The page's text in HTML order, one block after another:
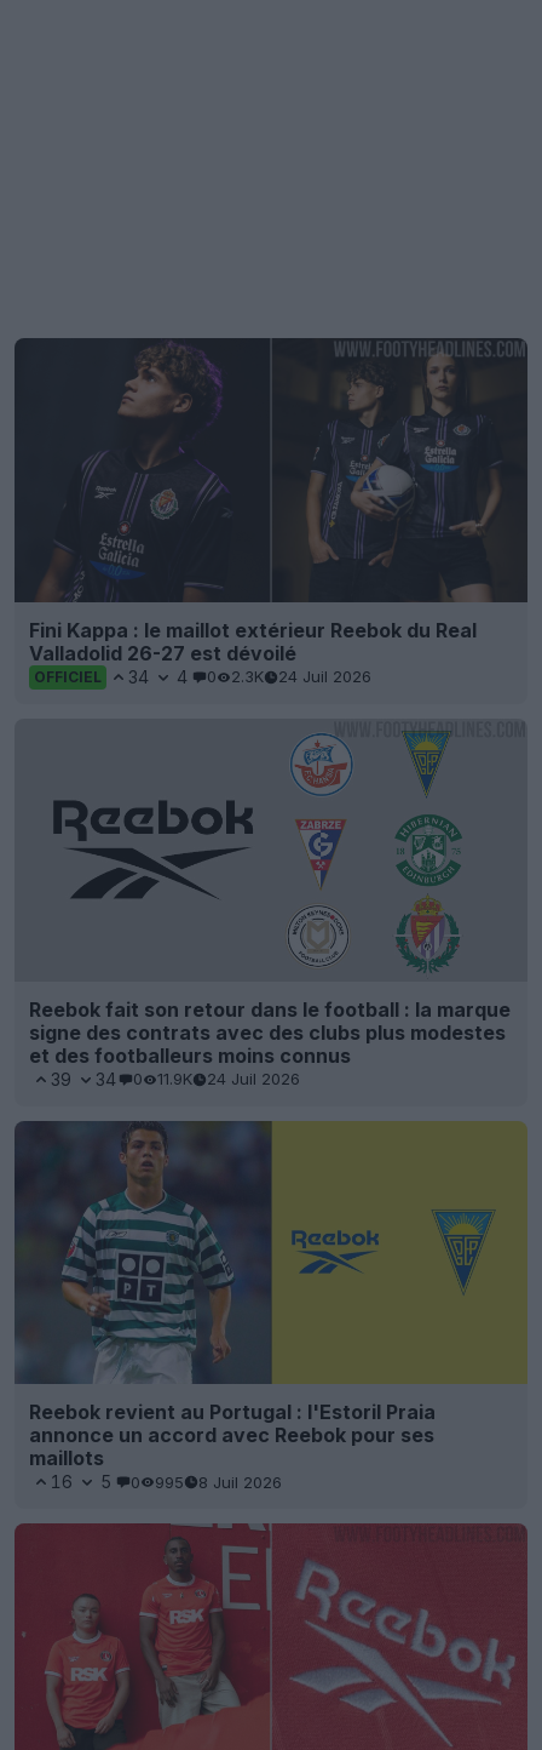
Fini Kappa : le maillot extérieur Reebok du Real
Valladolid 26-27 est dévoilé
OFFICIEL 34 4 0 2.3K 24 Juil 2026
Reebok fait son retour dans le football : la marque
signe des contrats avec des clubs plus modestes
et des footballeurs moins connus
39 34 0 11.9K 24 Juil 2026
Reebok revient au Portugal : l'Estoril Praia
annonce un accord avec Reebok pour ses
maillots
16 5 0 995 8 Juil 2026